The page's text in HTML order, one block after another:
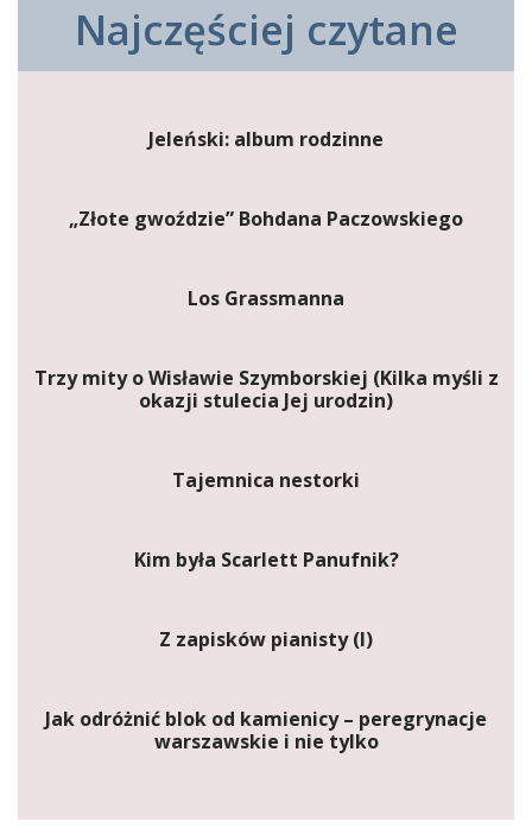
Najczęściej czytane
Jeleński: album rodzinne
„Złote gwoździe” Bohdana Paczowskiego
Los Grassmanna
Trzy mity o Wisławie Szymborskiej (Kilka myśli z
okazji stulecia Jej urodzin)
Tajemnica nestorki
Kim była Scarlett Panufnik?
Z zapisków pianisty (I)
Jak odróżnić blok od kamienicy – peregrynacje
warszawskie i nie tylko